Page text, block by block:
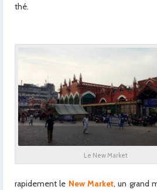
thé.
Le New Market
rapidement le New Market, un grand